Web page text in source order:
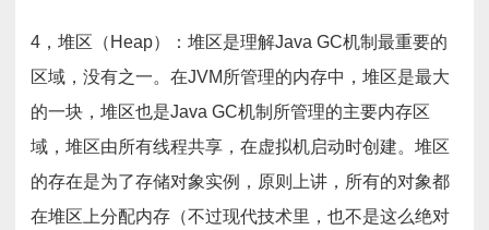
4，堆区（Heap）：堆区是理解Java GC机制最重要的
区域，没有之一。在JVM所管理的内存中，堆区是最大
的一块，堆区也是Java GC机制所管理的主要内存区
域，堆区由所有线程共享，在虚拟机启动时创建。堆区
的存在是为了存储对象实例，原则上讲，所有的对象都
在堆区上分配内存（不过现代技术里，也不是这么绝对